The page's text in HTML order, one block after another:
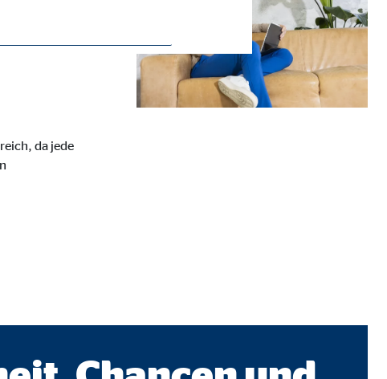
da jede
Die Deaktivierung kann die